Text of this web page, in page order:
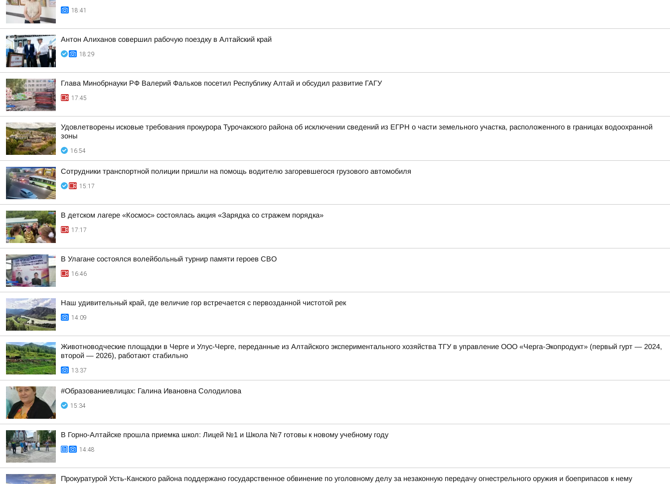
18:41
Антон Алиханов совершил рабочую поездку в Алтайский край
18:29
Глава Минобрнауки РФ Валерий Фальков посетил Республику Алтай и обсудил развитие ГАГУ
17:45
Удовлетворены исковые требования прокурора Турочакского района об исключении сведений из ЕГРН о части земельного участка, расположенного в границах водоохранной
зоны
16:54
Сотрудники транспортной полиции пришли на помощь водителю загоревшегося грузового автомобиля
15:17
В детском лагере «Космос» состоялась акция «Зарядка со стражем порядка»
17:17
В Улагане состоялся волейбольный турнир памяти героев СВО
16:46
Наш удивительный край, где величие гор встречается с первозданной чистотой рек
14:09
Животноводческие площадки в Черге и Улус-Черге, переданные из Алтайского экспериментального хозяйства ТГУ в управление ООО «Черга-Экопродукт» (первый гурт — 2024,
второй — 2026), работают стабильно
13:37
#Образованиевлицах: Галина Ивановна Солодилова
15:34
В Горно-Алтайске прошла приемка школ: Лицей №1 и Школа №7 готовы к новому учебному году
14:48
Прокуратурой Усть-Канского района поддержано государственное обвинение по уголовному делу за незаконную передачу огнестрельного оружия и боеприпасов к нему